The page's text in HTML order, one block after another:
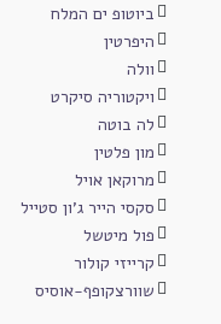
ביוטופ ים המלח
היפרטין
וולה
ויקטוריה סיקרט
לה בוטה
מון פלטין
מרוקאן אויל
סקסי הייר ג'ון סטייל
פול מיטשל
קרייזי קולור
שוורצקופף-אוסיס